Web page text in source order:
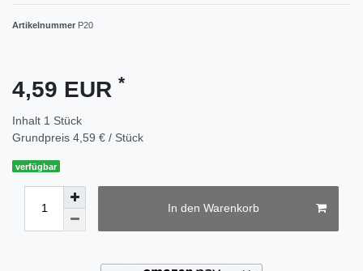
Artikelnummer P20
4,59 EUR *
Inhalt 1 Stück
Grundpreis 4,59 € / Stück
verfügbar
In den Warenkorb